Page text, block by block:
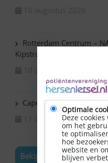
Rotterdam Centrum –
Kipstraat
Capelle ad IJssel
11 augustus 2026
Bekijk de volledige
Optimale
Deze
om het
te
hoe
website en
blijven